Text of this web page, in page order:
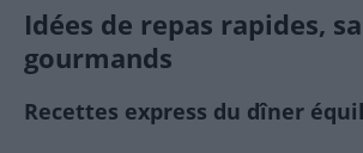
Idées de repas rapides,
gourmands
Recettes express du dîner